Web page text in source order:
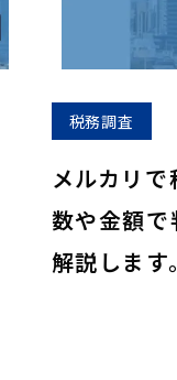
税務調査
メルカリ
数や金額
解説します